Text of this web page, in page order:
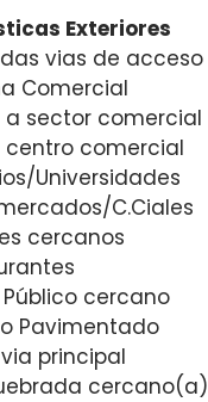
Exteriores
vias de acceso
Comercial
a sector comercial
centro comercial
Universidades
C.Ciales
cercanos
Público cercano
Pavimentado
principal
cercano(a)